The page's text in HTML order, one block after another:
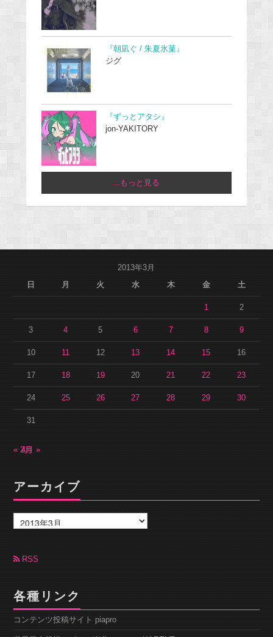
『朝凪ぐ / 朱夏氷菓』
ジグ
『ずっとアタシ』
jon-YAKITORY
...もっと見る
2013年3月
日
月 火 水 木 金 土
1 2
3 4 5 6 7 8 9
10 11 12 13 14 15 16
17 18 19 20 21 22 23
24 25 26 27 28 29 30
31
« 2月4月 »
アーカイブ
ー
カ
ブ RSS
各種リンク
コンテンツ投稿サイト piapro